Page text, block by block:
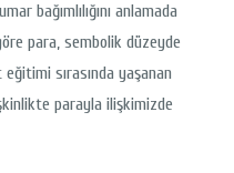
bağımlılığını anlamada
para, sembolik düzeyde
sırasında yaşanan
parayla ilişkimizde